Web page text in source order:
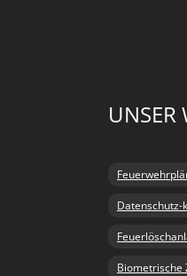
UNSER
Biometrische